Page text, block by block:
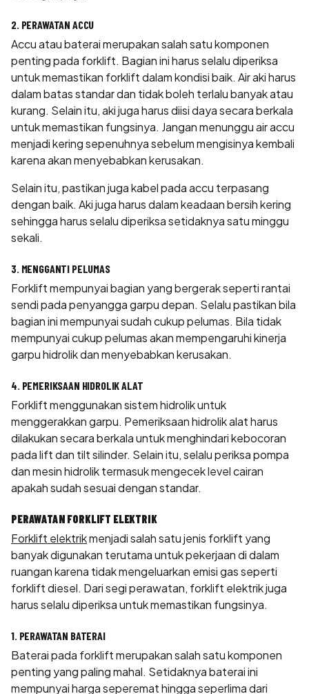
2. PERAWATAN ACCU
Accu atau baterai merupakan salah satu komponen
penting pada forklift. Bagian ini harus selalu diperiksa
untuk memastikan forklift dalam kondisi baik. Air aki harus
dalam batas standar dan tidak boleh terlalu banyak atau
kurang. Selain itu, aki juga harus diisi daya secara berkala
untuk memastikan fungsinya. Jangan menunggu air accu
menjadi kering sepenuhnya sebelum mengisinya kembali
karena akan menyebabkan kerusakan.
Selain itu, pastikan juga kabel pada accu terpasang
dengan baik. Aki juga harus dalam keadaan bersih kering
sehingga harus selalu diperiksa setidaknya satu minggu
sekali.
3. MENGGANTI PELUMAS
Forklift mempunyai bagian yang bergerak seperti rantai
sendi pada penyangga garpu depan. Selalu pastikan bila
bagian ini mempunyai sudah cukup pelumas. Bila tidak
mempunyai cukup pelumas akan mempengaruhi kinerja
garpu hidrolik dan menyebabkan kerusakan.
4. PEMERIKSAAN HIDROLIK ALAT
Forklift menggunakan sistem hidrolik untuk
menggerakkan garpu. Pemeriksaan hidrolik alat harus
dilakukan secara berkala untuk menghindari kebocoran
pada lift dan tilt silinder. Selain itu, selalu periksa pompa
dan mesin hidrolik termasuk mengecek level cairan
apakah sudah sesuai dengan standar.
PERAWATAN FORKLIFT ELEKTRIK
Forklift elektrikmenjadi salah satu jenis forklift yang
banyak digunakan terutama untuk pekerjaan di dalam
ruangan karena tidak mengeluarkan emisi gas seperti
forklift diesel. Dari segi perawatan, forklift elektrik juga
harus selalu diperiksa untuk memastikan fungsinya.
1. PERAWATAN BATERAI
Baterai pada forklift merupakan salah satu komponen
penting yang paling mahal. Setidaknya baterai ini
mempunyai harga seperemat hingga seperlima dari